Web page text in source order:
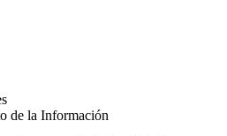
de la Información